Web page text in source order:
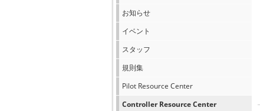
お知らせ
イベント
スタッフ
規則集
Pilot Resource Center
Controller Resource Center